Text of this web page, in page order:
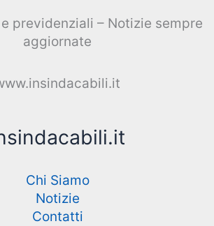
previdenziali – Notizie sempre
aggiornate
Chi Siamo
Notizie
Contatti